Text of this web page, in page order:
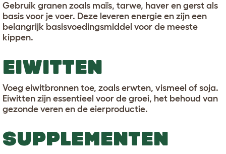
Gebruik granen zoals maïs, tarwe, haver en gerst als
basis voor je voer. Deze leveren energie en zijn een
belangrijk basisvoedingsmiddel voor de meeste
kippen.
EIWITTEN
Voeg eiwitbronnen toe, zoals erwten, vismeel of soja.
Eiwitten zijn essentieel voor de groei, het behoud van
gezonde veren en de eierproductie.
SUPPLEMENTEN